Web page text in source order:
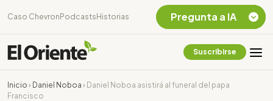
Caso Chevron Podcasts Historias
Suscribirse
Inicio › Daniel Noboa › Daniel Noboa asistirá al funeral del papa
Francisco
Pregunta a IA
Chevron Ecuador